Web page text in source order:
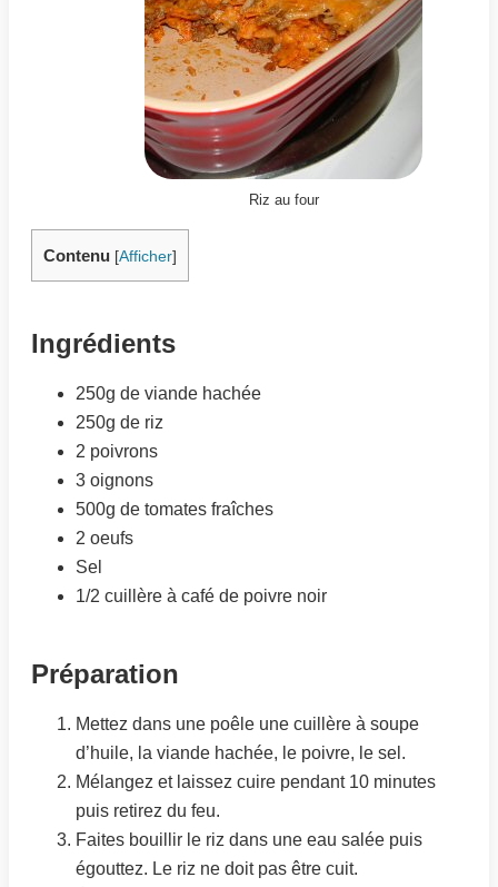
Riz au four
Contenu [Afficher]
Ingrédients
250g de viande hachée
250g de riz
2 poivrons
3 oignons
500g de tomates fraîches
2 oeufs
Sel
1/2 cuillère à café de poivre noir
Préparation
Mettez dans une poêle une cuillère à soupe
d’huile, la viande hachée, le poivre, le sel.
Mélangez et laissez cuire pendant 10 minutes
puis retirez du feu.
Faites bouillir le riz dans une eau salée puis
égouttez. Le riz ne doit pas être cuit.